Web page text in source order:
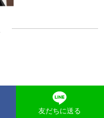
友だちに送る